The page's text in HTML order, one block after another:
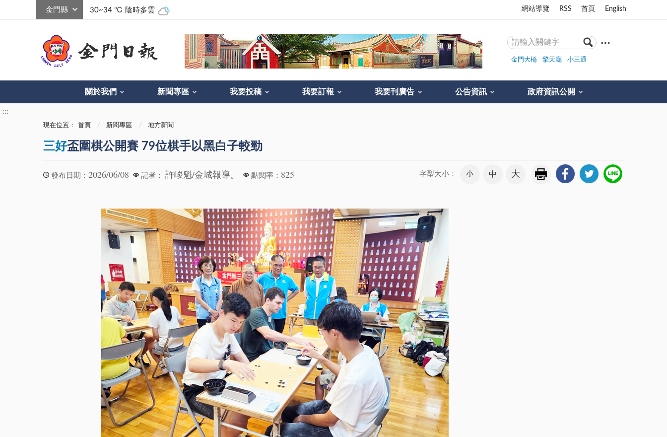
30~34 ℃ 陰時多雲 網站導覽 RSS 首頁 English
金門大橋 擎天廳 小三通
關於我們 新聞專區 我要投稿 我要訂報 我要刊廣告 公告資訊 政府資訊公開
:::
現在位置： 首頁 新聞專區 地方新聞
三好盃圍棋公開賽 79位棋手以黑白子較勁
發布日期： 2026/06/08 記者： 許峻魁/金城報導。 點閱率： 825 字型大小： 小 中 大